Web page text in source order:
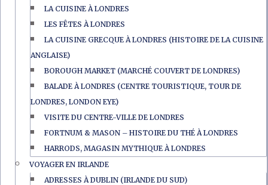
LA CUISINE À LONDRES
LES FÊTES À LONDRES
LA CUISINE GRECQUE À LONDRES (HISTOIRE DE LA CUISINE
ANGLAISE)
BOROUGH MARKET (MARCHÉ COUVERT DE LONDRES)
BALADE À LONDRES (CENTRE TOURISTIQUE, TOUR DE
LONDRES, LONDON EYE)
VISITE DU CENTRE-VILLE DE LONDRES
FORTNUM & MASON – HISTOIRE DU THÉ À LONDRES
HARRODS, MAGASIN MYTHIQUE À LONDRES
VOYAGER EN IRLANDE
ADRESSES À DUBLIN (IRLANDE DU SUD)